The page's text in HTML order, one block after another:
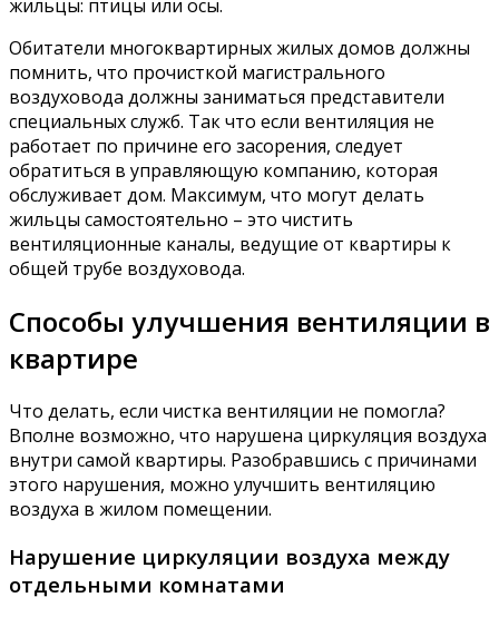
жильцы: птицы или осы.
Обитатели многоквартирных жилых домов должны
помнить, что прочисткой магистрального
воздуховода должны заниматься представители
специальных служб. Так что если вентиляция не
работает по причине его засорения, следует
обратиться в управляющую компанию, которая
обслуживает дом. Максимум, что могут делать
жильцы самостоятельно – это чистить
вентиляционные каналы, ведущие от квартиры к
общей трубе воздуховода.
Способы улучшения вентиляции в
квартире
Что делать, если чистка вентиляции не помогла?
Вполне возможно, что нарушена циркуляция воздуха
внутри самой квартиры. Разобравшись с причинами
этого нарушения, можно улучшить вентиляцию
воздуха в жилом помещении.
Нарушение циркуляции воздуха между
отдельными комнатами